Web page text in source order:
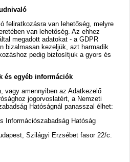
feliratkozásra van lehetőség, melyre
van lehetőség. Az ehhez
megadott adatokat - a GDPR
bizalmasan kezeljük, azt harmadik
pedig biztosítjuk a gyors és
és egyéb információk
vagy amennyiben az Adatkezelő
jogorvoslatért, a Nemzeti
Hatóságnál panasszal élhet:
Információszabadság Hatóság
Szilágyi Erzsébet fasor 22/c.